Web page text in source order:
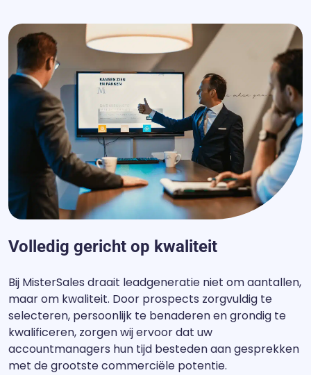
Volledig gericht op kwaliteit
Bij MisterSales draait leadgeneratie niet om aantallen,
maar om kwaliteit. Door prospects zorgvuldig te
selecteren, persoonlijk te benaderen en grondig te
kwalificeren, zorgen wij ervoor dat uw
accountmanagers hun tijd besteden aan gesprekken
met de grootste commerciële potentie.